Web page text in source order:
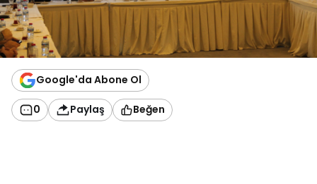
Google'da Abone Ol
0 Paylaş Beğen